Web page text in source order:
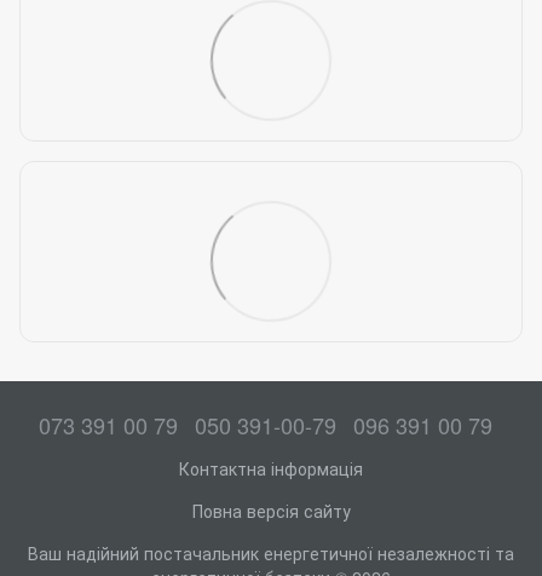
073 391 00 79 050 391-00-79 096 391 00 79
Контактна інформація
Повна версія сайту
Ваш надійний постачальник енергетичної незалежності та